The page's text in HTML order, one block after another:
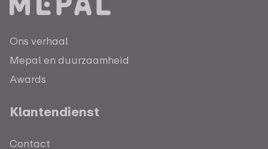
Ons verhaal
Mepal en duurzaamheid
Awards
Klantendienst
Contact